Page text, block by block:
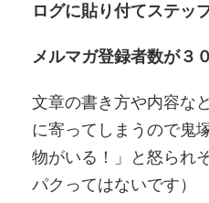
ログに貼り付てステッ
メルマガ登録者数が３
文章の書き方や内容な
に寄ってしまうので鬼
物がいる！」と怒られ
パクってはないです）